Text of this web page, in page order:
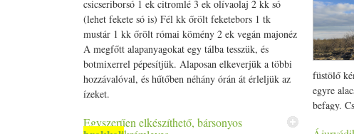
csicseriborsó 1 ek citromlé 3 ek olívaolaj 2 kk só
(lehet fekete só is) Fél kk őrölt feketebors 1 tk
mustár 1 kk őrölt római kömény 2 ek vegán majonéz
A megfőtt alapanyagokat egy tálba tesszük, és
botmixerrel pépesítjük. Alaposan elkeverjük a többi
hozzávalóval, és hűtőben néhány órán át érleljük az
ízeket.
Egyszerűen elkészíthető, bársonyos
majd
hogy a
Vedd le
főzd